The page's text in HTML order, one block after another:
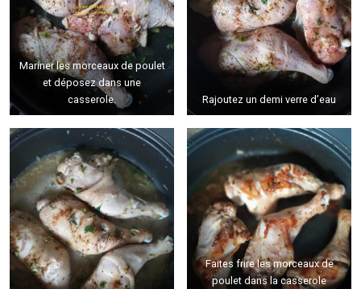
Mariner les morceaux de poulet
et déposez dans une
casserole.
Rajoutez un demi verre d’eau
Faites frire les morceaux de
poulet dans la casserole